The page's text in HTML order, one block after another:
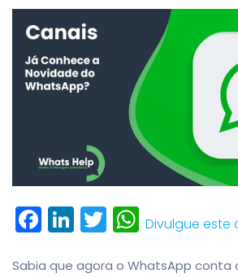
FacebookLinkedInTwitterWhatsApp
Divulgue este
Sabia que agora o WhatsApp conta